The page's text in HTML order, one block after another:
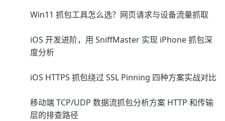
Win11 抓包工具怎么选？网页请求与设备流量抓取
iOS 开发进阶，用 SniffMaster 实现 iPhone 抓包深
度分析
iOS HTTPS 抓包绕过 SSL Pinning 四种方案实战对比
移动端 TCP/UDP 数据流抓包分析方案 HTTP 和传输
层的排查路径